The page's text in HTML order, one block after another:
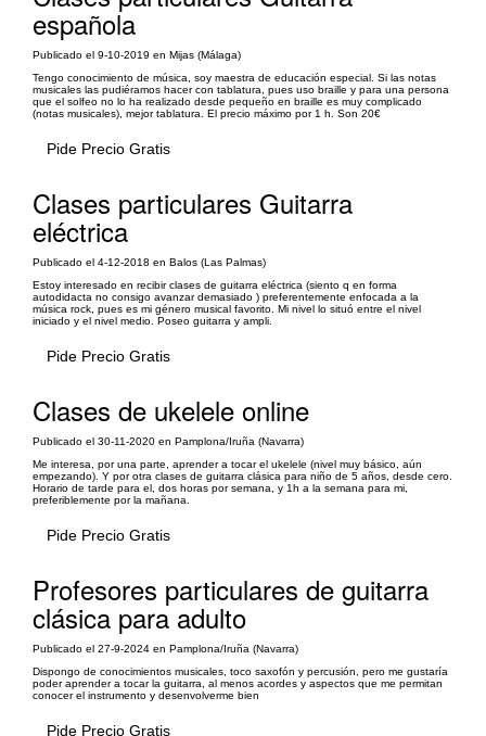
española
Publicado el 9-10-2019 en Mijas (Málaga)
Tengo conocimiento de música, soy maestra de educación especial. Si las notas
musicales las pudiéramos hacer con tablatura, pues uso braille y para una persona
que el solfeo no lo ha realizado desde pequeño en braille es muy complicado
(notas musicales), mejor tablatura. El precio máximo por 1 h. Son 20€
Pide Precio Gratis
Clases particulares Guitarra
eléctrica
Publicado el 4-12-2018 en Balos (Las Palmas)
Estoy interesado en recibir clases de guitarra eléctrica (siento q en forma
autodidacta no consigo avanzar demasiado ) preferentemente enfocada a la
música rock, pues es mi género musical favorito. Mi nivel lo situó entre el nivel
iniciado y el nivel medio. Poseo guitarra y ampli.
Pide Precio Gratis
Clases de ukelele online
Publicado el 30-11-2020 en Pamplona/Iruña (Navarra)
Me interesa, por una parte, aprender a tocar el ukelele (nivel muy básico, aún
empezando). Y por otra clases de guitarra clásica para niño de 5 años, desde cero.
Horario de tarde para el, dos horas por semana, y 1h a la semana para mi,
preferiblemente por la mañana.
Pide Precio Gratis
Profesores particulares de guitarra
clásica para adulto
Publicado el 27-9-2024 en Pamplona/Iruña (Navarra)
Dispongo de conocimientos musicales, toco saxofón y percusión, pero me gustaría
poder aprender a tocar la guitarra, al menos acordes y aspectos que me permitan
conocer el instrumento y desenvolverme bien
Pide Precio Gratis